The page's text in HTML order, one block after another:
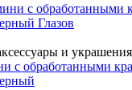
и украшения
с обработанными